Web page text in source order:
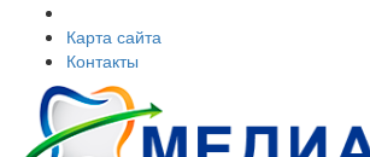
Карта сайта
Контакты